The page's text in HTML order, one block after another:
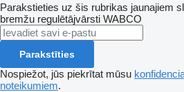
Parakstieties uz šis rubrikas jaunajiem
bremžu regulētājvārsti WABCO
Parakstīties
Nospiežot, jūs piekrītat mūsu
noteikumiem.